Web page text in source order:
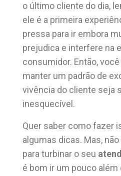
o último cliente do dia,
ele é a primeira
pressa para ir embora
prejudica e interfere na
consumidor. Então,
manter um padrão de
vivência do cliente seja
inesquecível.
Quer saber como fazer
algumas dicas. Mas,
para turbinar o seu
é bom ir um pouco